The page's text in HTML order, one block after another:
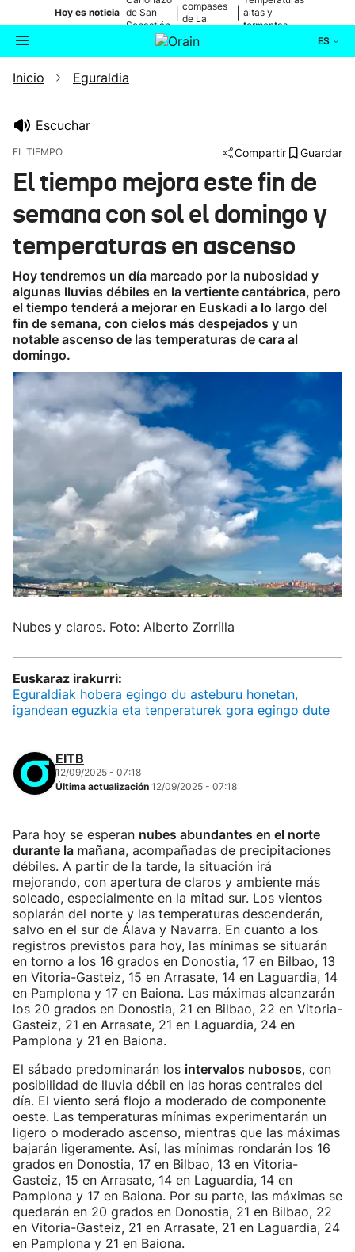
Hoy es noticia de San
Sebastián
compases
de La
altas y
tormentas
ES
Buscador
Ikusmiran
Eguraldia
Inicio Eguraldia
Escuchar
EL TIEMPO Compartir Guardar
El tiempo mejora este fin de
semana con sol el domingo y
temperaturas en ascenso
Hoy tendremos un día marcado por la nubosidad y
algunas lluvias débiles en la vertiente cantábrica, pero
el tiempo tenderá a mejorar en Euskadi a lo largo del
fin de semana, con cielos más despejados y un
notable ascenso de las temperaturas de cara al
domingo.
Nubes y claros. Foto: Alberto Zorrilla
Euskaraz irakurri:
Eguraldiak hobera egingo du asteburu honetan,
igandean eguzkia eta tenperaturek gora egingo dute
EITB
12/09/2025 - 07:18
Última actualización 12/09/2025 - 07:18
Para hoy se esperan nubes abundantes en el norte
durante la mañana, acompañadas de precipitaciones
débiles. A partir de la tarde, la situación irá
mejorando, con apertura de claros y ambiente más
soleado, especialmente en la mitad sur. Los vientos
soplarán del norte y las temperaturas descenderán,
salvo en el sur de Álava y Navarra. En cuanto a los
registros previstos para hoy, las mínimas se situarán
en torno a los 16 grados en Donostia, 17 en Bilbao, 13
en Vitoria-Gasteiz, 15 en Arrasate, 14 en Laguardia, 14
en Pamplona y 17 en Baiona. Las máximas alcanzarán
los 20 grados en Donostia, 21 en Bilbao, 22 en Vitoria-
Gasteiz, 21 en Arrasate, 21 en Laguardia, 24 en
Pamplona y 21 en Baiona.
El sábado predominarán los intervalos nubosos, con
posibilidad de lluvia débil en las horas centrales del
día. El viento será flojo a moderado de componente
oeste. Las temperaturas mínimas experimentarán un
ligero o moderado ascenso, mientras que las máximas
bajarán ligeramente. Así, las mínimas rondarán los 16
grados en Donostia, 17 en Bilbao, 13 en Vitoria-
Gasteiz, 15 en Arrasate, 14 en Laguardia, 14 en
Pamplona y 17 en Baiona. Por su parte, las máximas se
quedarán en 20 grados en Donostia, 21 en Bilbao, 22
en Vitoria-Gasteiz, 21 en Arrasate, 21 en Laguardia, 24
en Pamplona y 21 en Baiona.